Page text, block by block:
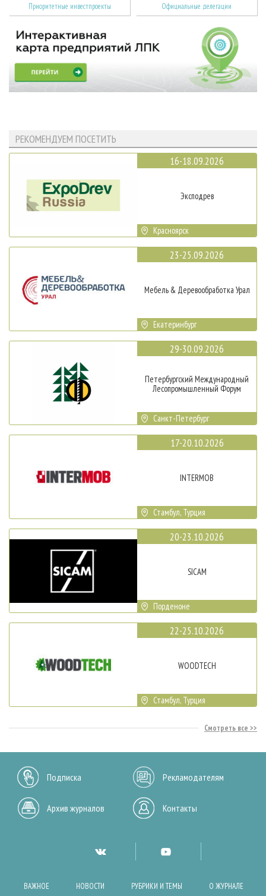
Приоритетные инвестпроекты Официальные делегации
РЕКОМЕНДУЕМ ПОСЕТИТЬ
16-18.09.2026
Эксподрев
Красноярск
23-25.09.2026
Мебель & Деревообработка Урал
Екатеринбург
29-30.09.2026
Петербургский Международный
Лесопромышленный Форум
Санкт-Петербург
17-20.10.2026
INTERMOB
Стамбул, Турция
20-23.10.2026
SICAM
Порденоне
22-25.10.2026
WOODTECH
Стамбул, Турция
Смотреть все
Подписка Рекламодателям
Архив журналов Контакты
ВАЖНОЕ НОВОСТИ РУБРИКИ И ТЕМЫ О ЖУРНАЛЕ